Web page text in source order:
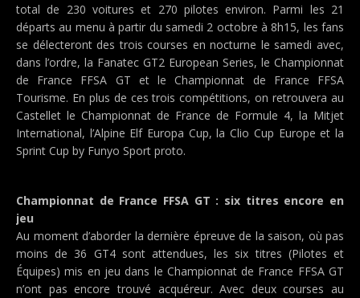
total de 230 voitures et 270 pilotes environ. Parmi les 21
départs au menu à partir du samedi 2 octobre à 8h15, les fans
se délecteront des trois courses en nocturne le samedi avec,
dans l’ordre, la Fanatec GT2 European Series, le Championnat
de France FFSA GT et le Championnat de France FFSA
Tourisme. En plus de ces trois compétitions, on retrouvera au
Castellet le Championnat de France de Formule 4, la Mitjet
International, l’Alpine Elf Europa Cup, la Clio Cup Europe et la
Sprint Cup by Funyo Sport proto.
Championnat de France FFSA GT : six titres encore en
jeu
Au moment d’aborder la dernière épreuve de la saison, où pas
moins de 36 GT4 sont attendues, les six titres (Pilotes et
Équipes) mis en jeu dans le Championnat de France FFSA GT
n’ont pas encore trouvé acquéreur. Avec deux courses au